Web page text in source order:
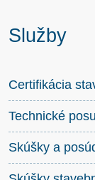
Služby
Certifikácia
Technické
Skúšky a